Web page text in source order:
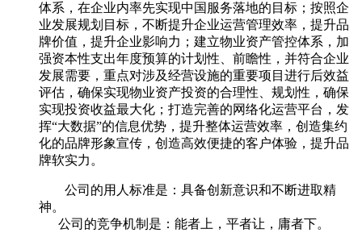
体系，在企业内率先实现中国服务落地的目标；按照企
业发展规划目标，不断提升企业运营管理效率，提升品
牌价值，提升企业影响力；建立物业资产管控体系，加
强资本性支出年度预算的计划性、前瞻性，并符合企业
发展需要，重点对涉及经营设施的重要项目进行后效益
评估，确保实现物业资产投资的合理性、规划性，确保
实现投资收益最大化；打造完善的网络化运营平台，发
挥“大数据”的信息优势，提升整体运营效率，创造集约
化的品牌形象宣传，创造高效便捷的客户体验，提升品
牌软实力。
公司的用人标准是：具备创新意识和不断进取精
神。
公司的竞争机制是：能者上，平者让，庸者下。